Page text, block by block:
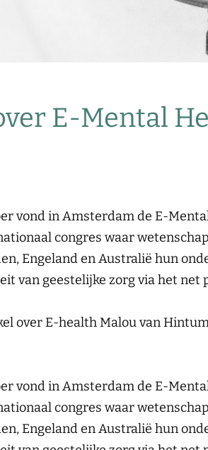
E-Mental
vond in Amsterdam de E-
congres waar
Engeland en Australië hun
van geestelijke zorg via het net
over E-health Malou van
vond in Amsterdam de E-
congres waar
Engeland en Australië hun